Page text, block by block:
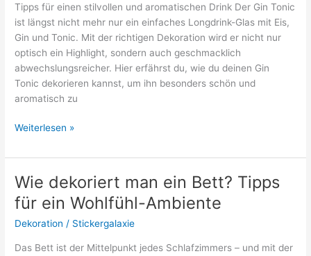
eine
frische
und
ansprechende
Optik
Tipps für einen stilvollen und aromatischen Drink Der Gin Tonic
ist längst nicht mehr nur ein einfaches Longdrink-Glas mit Eis,
Gin und Tonic. Mit der richtigen Dekoration wird er nicht nur
optisch ein Highlight, sondern auch geschmacklich
abwechslungsreicher. Hier erfährst du, wie du deinen Gin
Tonic dekorieren kannst, um ihn besonders schön und
aromatisch zu
Wie
man
Gin
Tonic?
Weiterlesen »
Wie dekoriert man ein Bett? Tipps
für ein Wohlfühl-Ambiente
Dekoration / Stickergalaxie
Das Bett ist der Mittelpunkt jedes Schlafzimmers – und mit der